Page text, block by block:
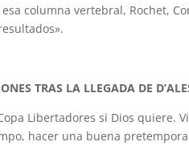
columna vertebral, Rochet,
TRAS LA LLEGADA DE
Libertadores si Dios quiere.
hacer una buena